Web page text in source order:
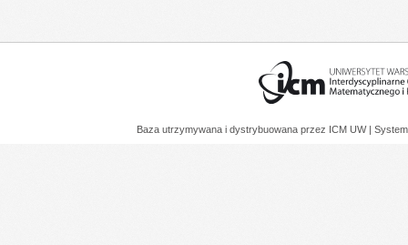
Baza utrzymywana i dystrybuowana przez ICM UW |